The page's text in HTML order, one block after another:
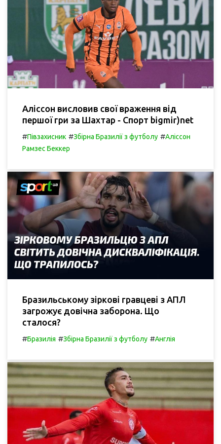
Аліссон висловив свої враження від
першої гри за Шахтар - Спорт bigmir)net
#Півзахисник #Збірна Бразилії з футболу #Аліссон
Рамзес Беккер
Бразильському зіркові гравцеві з АПЛ
загрожує довічна заборона. Що
сталося?
#Бразилія #Збірна Бразилії з футболу #Англія